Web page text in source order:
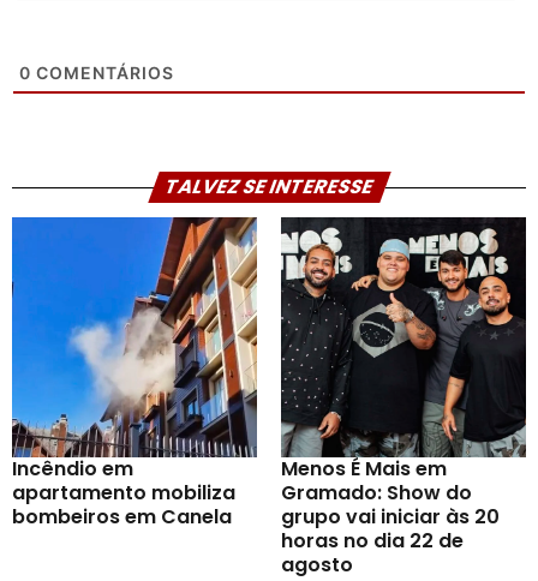
0 COMENTÁRIOS
TALVEZ SE INTERESSE
Incêndio em
apartamento mobiliza
bombeiros em Canela
Menos É Mais em
Gramado: Show do
grupo vai iniciar às 20
horas no dia 22 de
agosto